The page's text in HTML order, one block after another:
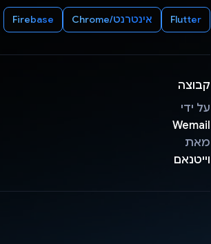
Flutter אינטרנט/Chrome Firebase
קבוצה
על ידי
Wemail
מאת
וייטנאם